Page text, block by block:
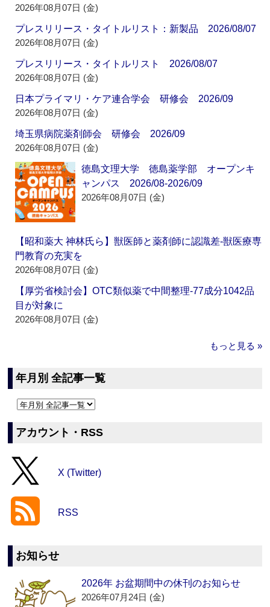
2026年08月07日 (金)
プレスリリース・タイトルリスト：新製品 2026/08/07
2026年08月07日 (金)
プレスリリース・タイトルリスト 2026/08/07
2026年08月07日 (金)
日本プライマリ・ケア連合学会 研修会 2026/09
2026年08月07日 (金)
埼玉県病院薬剤師会 研修会 2026/09
2026年08月07日 (金)
徳島文理大学 徳島薬学部 オープンキ
ャンパス 2026/08-2026/09
2026年08月07日 (金)
【昭和薬大 神林氏ら】獣医師と薬剤師に認識差‐獣医療専
門教育の充実を
2026年08月07日 (金)
【厚労省検討会】OTC類似薬で中間整理‐77成分1042品
目が対象に
2026年08月07日 (金)
もっと見る »
年月別 全記事一覧
アカウント・RSS
X (Twitter)
RSS
お知らせ
2026年 お盆期間中の休刊のお知らせ
2026年07月24日 (金)